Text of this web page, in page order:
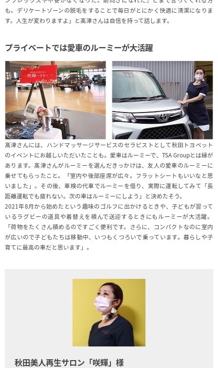
も。デリケートゾーンの脱毛をすることで毎日がとにかく快適に清潔になりま
す。人生が変わりますよ」と髙津さんは自信を持って話します。
プライベートでは愛車のルーミーが大活躍
髙津さんには、ハンドマッサージサービスのセラピストとして秋田トヨペット
のイベントにお越しいただいたことも。愛車はルーミーで、TSA Groupとは縁が
あります。髙津さんがルーミーを選んだきっかけは、友人の愛車のルーミーに
乗せてもらったこと。「室内や後部座席が広々。フラットシートもいいなと思
いました」。その後、車検の代車でルーミーを借り、実際に運転してみて「長
距離運転でも疲れない。次の車はルーミーにしよう」と決めたそう。
2021年8月から始めたという趣味のゴルフに出かけるときや、子どもが習って
いるラグビーの道具や着替えを積んで送迎するときにもルーミーが大活躍。
「荷物をたくさん積めるのですごく便利です。さらに、コンパクトなのに室内
が広いので子どもたちは移動中、いつもくつろいで乗っています。暮らしや子
育てに最高の車だと思います」。
秋田美人再生サロン「咲輝」様